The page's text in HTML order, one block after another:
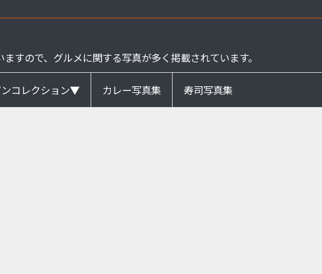
すので、グルメに関する写真が多く掲載されています。
コレクション▼ カレー写真集 寿司写真集